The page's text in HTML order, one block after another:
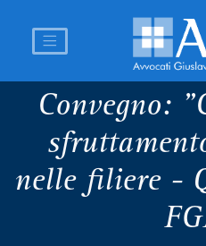
Convegno:
nelle filiere -